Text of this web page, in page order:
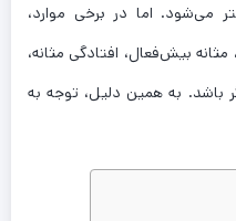
می‌شود. اما در برخی موارد،
بیش‌فعال، افتادگی مثانه،
باشد. به همین دلیل، توجه به